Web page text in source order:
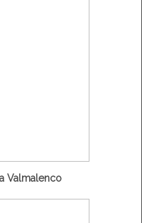
Valmalenco